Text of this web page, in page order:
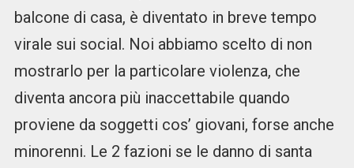
balcone di casa, è diventato in breve tempo
virale sui social. Noi abbiamo scelto di non
mostrarlo per la particolare violenza, che
diventa ancora più inaccettabile quando
proviene da soggetti cos’ giovani, forse anche
minorenni. Le 2 fazioni se le danno di santa